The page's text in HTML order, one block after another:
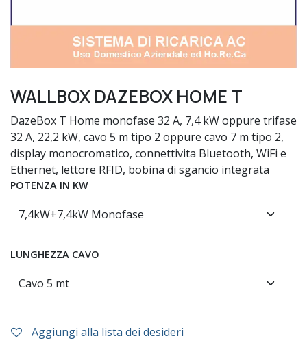
WALLBOX DAZEBOX HOME T
DazeBox T Home monofase 32 A, 7,4 kW oppure trifase
32 A, 22,2 kW, cavo 5 m tipo 2 oppure cavo 7 m tipo 2,
display monocromatico, connettivita Bluetooth, WiFi e
Ethernet, lettore RFID, bobina di sgancio integrata
POTENZA IN KW
LUNGHEZZA CAVO
Aggiungi alla lista dei desideri